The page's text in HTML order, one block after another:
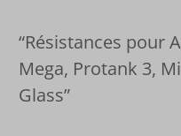
Résistances pour
Mega, Protank 3,
Glass